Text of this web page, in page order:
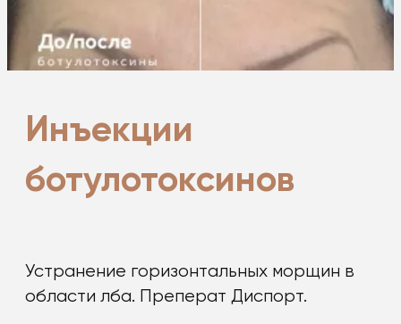
Инъекции
ботулотоксинов
Устранение горизонтальных морщин в
области лба. Преперат Диспорт.